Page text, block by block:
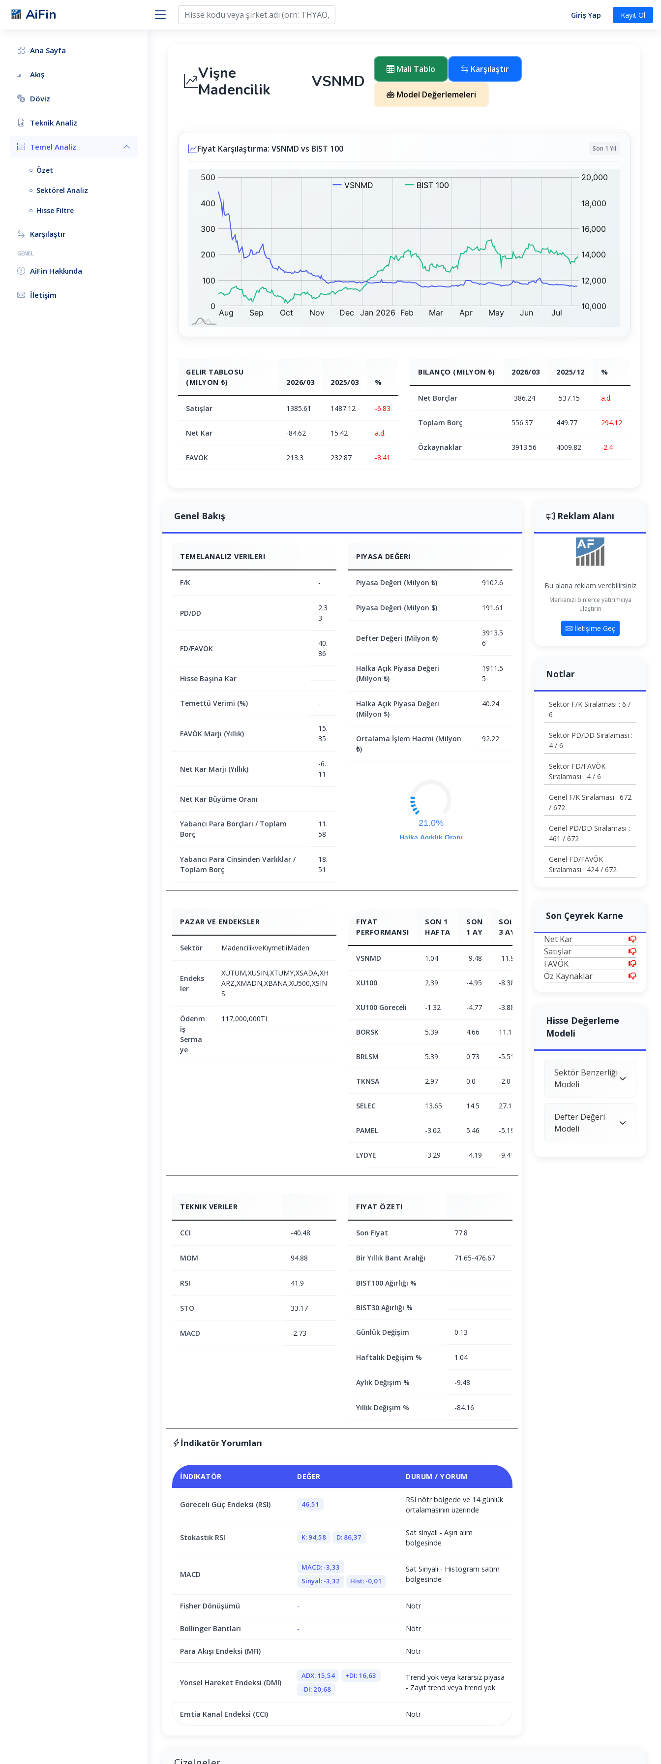
AiFin Giriş Yap Kayıt Ol
Ana Sayfa
Akış
Döviz
Teknik Analiz
Temel Analiz
Özet
Sektörel Analiz
Hisse Filtre
Karşılaştır
GENEL
AiFin Hakkında
İletişim
Vişne
Madencilik
VSNMD
Mali Tablo Karşılaştır
Model Değerlemeleri
Fiyat Karşılaştırma: VSNMD vs BIST 100 Son 1 Yıl
GELIR TABLOSU
(MILYON ₺)
2026/03 2025/03 %
Satışlar 1385.61 1487.12 -6.83
Net Kar -84.62 15.42 a.d.
FAVÖK 213.3 232.87 -8.41
BILANÇO (MILYON ₺) 2026/03 2025/12 %
Net Borçlar -386.24 -537.15 a.d.
Toplam Borç 556.37 449.77 294.12
Özkaynaklar 3913.56 4009.82 -2.4
Genel Bakış
TEMELANALIZ VERILERI
F/K -
PD/DD
2.3
3
FD/FAVÖK
40.
86
Hisse Başına Kar
Temettü Verimi (%) -
FAVÖK Marjı (Yıllık)
15.
35
Net Kar Marjı (Yıllık)
-6.
11
Net Kar Büyüme Oranı
Yabancı Para Borçları / Toplam
Borç
11.
58
Yabancı Para Cinsinden Varlıklar /
Toplam Borç
18.
51
PIYASA DEĞERI
Piyasa Değeri (Milyon ₺) 9102.6
Piyasa Değeri (Milyon $) 191.61
Defter Değeri (Milyon ₺)
3913.5
6
Halka Açık Piyasa Değeri
(Milyon ₺)
1911.5
5
Halka Açık Piyasa Değeri
(Milyon $)
40.24
Ortalama İşlem Hacmi (Milyon
₺)
92.22
Halka Açıklık Oranı
21.0%
PAZAR VE ENDEKSLER
Sektör MadencilikveKıymetliMaden
Endeks
ler
XUTUM,XUSIN,XTUMY,XSADA,XH
ARZ,XMADN,XBANA,XU500,XSIN
S
Ödenm
iş
Serma
ye
117,000,000TL
FIYAT
PERFORMANSI
SON 1
HAFTA
SON
1 AY
SON
3 AY
SON
6 AY
SON
1 YIL
VSNMD 1.04 -9.48 -11.94 -18.87 -84.16
XU100 2.39 -4.95 -8.38 25.77
XU100 Göreceli -1.32 -4.77 -3.88
BORSK 5.39 4.66 11.15 23.38 5.72
BRLSM 5.39 0.73 -5.51
TKNSA 2.97 0.0 -2.0 -20.58
SELEC 13.65 14.5 27.13
PAMEL -3.02 5.46 -5.19 1.05
LYDYE -3.29 -4.19 -9.46
TEKNIK VERILER
CCI -40.48
MOM 94.88
RSI 41.9
STO 33.17
MACD -2.73
FIYAT ÖZETI
Son Fiyat 77.8
Bir Yıllık Bant Aralığı 71.65-476.67
BIST100 Ağırlığı %
BIST30 Ağırlığı %
Günlük Değişim 0.13
Haftalık Değişim % 1.04
Aylık Değişim % -9.48
Yıllık Değişim % -84.16
İndikatör Yorumları
İNDIKATÖR DEĞER DURUM / YORUM
Göreceli Güç Endeksi (RSI) 46,51
RSI nötr bölgede ve 14 günlük
ortalamasının üzerinde
Stokastik RSI K: 94,58 D: 86,37
Sat sinyali - Aşırı alım
bölgesinde
MACD
MACD: -3,33
Sinyal: -3,32
Hist: -0,01
Sat Sinyali - Histogram satım
bölgesinde
Fisher Dönüşümü - Nötr
Bollinger Bantları - Nötr
Para Akışı Endeksi (MFI) - Nötr
Yönsel Hareket Endeksi (DMI)
ADX: 15,54
+DI: 16,63
-DI: 20,68
Trend yok veya kararsız piyasa
- Zayıf trend veya trend yok
Emtia Kanal Endeksi (CCI) - Nötr
Reklam Alanı
Bu alana reklam verebilirsiniz
Markanızı binlerce yatırımcıya
ulaştırın
İletişime Geç
Notlar
Sektör F/K Sıralaması : 6 /
6
Sektör PD/DD Sıralaması :
4 / 6
Sektör FD/FAVÖK
Sıralaması : 4 / 6
Genel F/K Sıralaması : 672
/ 672
Genel PD/DD Sıralaması :
461 / 672
Genel FD/FAVÖK
Sıralaması : 424 / 672
Son Çeyrek Karne
Net Kar
Satışlar
FAVÖK
Öz Kaynaklar
Hisse Değerleme
Modeli
Sektör Benzerliği
Modeli
Defter Değeri
Modeli